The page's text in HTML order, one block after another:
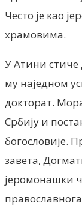
Често је као
храмовима.
У Атини стиче
му наједном
докторат.
Србију и
богословије.
завета,
јеромонашки